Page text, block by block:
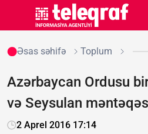
Əsas səhifə Toplum
Azərbaycan Ordusu
və Seysulan
2 Aprel 2016 17:14